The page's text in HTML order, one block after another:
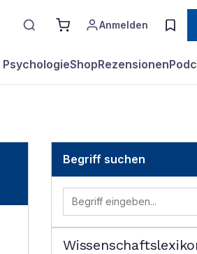
Anmelden
ShopRezensionen
Begriff suchen